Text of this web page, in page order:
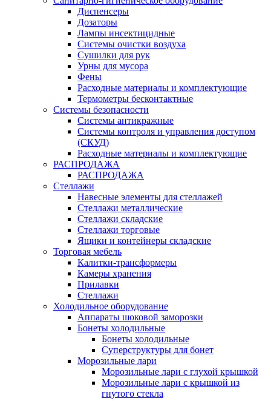
Диспенсеры
Дозаторы
Лампы инсектицидные
Системы очистки воздуха
Сушилки для рук
Урны для мусора
Фены
Расходные материалы и комплектующие
Термометры бесконтактные
Системы безопасности
Системы антикражные
Системы контроля и управления доступом
(СКУД)
Расходные материалы и комплектующие
РАСПРОДАЖА
РАСПРОДАЖА
Стеллажи
Навесные элементы для стеллажей
Стеллажи металлические
Стеллажи складские
Стеллажи торговые
Ящики и контейнеры складские
Торговая мебель
Калитки-трансформеры
Камеры хранения
Прилавки
Стеллажи
Холодильное оборудование
Аппараты шоковой заморозки
Бонеты холодильные
Бонеты холодильные
Суперструктуры для бонет
Морозильные лари
Морозильные лари с глухой крышкой
Морозильные лари с крышкой из
гнутого стекла